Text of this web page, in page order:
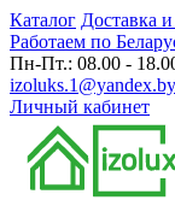
Каталог Доставка
Работаем по
Пн-Пт.: 08.00 -
izoluks.1@yandex.by
Личный кабинет